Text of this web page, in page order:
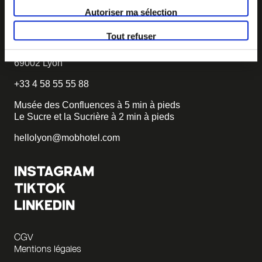
Autoriser ma sélection
Tout refuser
TROUVER MOB HOTEL
Hôtel 3 étoiles
55 quai Rambaud
69002 Lyon
+33 4 58 55 55 88
Musée des Confluences à 5 min à pieds
Le Sucre et la Sucrière à 2 min à pieds
hellolyon@mobhotel.com
INSTAGRAM
TIKTOK
LINKEDIN
CGV
Mentions légales